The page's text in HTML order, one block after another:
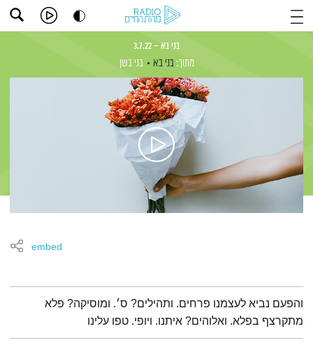
בני בא – 3.7.22
מתוך: בני בא בני בשן
embed
תמצית הפודקאסט
והפעם נביא לעצמנו פרחים. ותהילים? ס׳. ומוסיקה? פלא
מתקרצף בפלא. ואלוהים? איתנו. ויופי. טפו עלינו